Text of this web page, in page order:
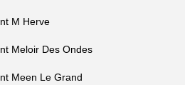
M Herve
Meloir Des Ondes
Meen Le Grand